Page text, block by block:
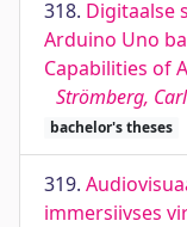
318. Digitaalse
Arduino Uno
Capabilities of
Strömberg,
bachelor's theses
319.
immersiivses